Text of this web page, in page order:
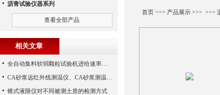
首页>>> 产品展示>>> >>>
沥青试验仪器系列
查看全部产品
相关文章
全自动集料软弱颗粒试验机进给速率的调整技巧
CA砂浆远红外线测温仪、CA砂浆测温仪（沧州路仪）
锥式液限仪对不同被测土质的检测方式